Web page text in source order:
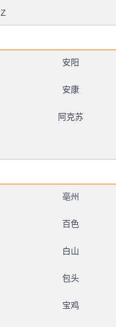
Z
安阳
安康
阿克苏
亳州
百色
白山
包头
宝鸡